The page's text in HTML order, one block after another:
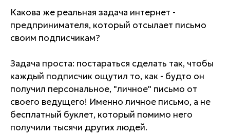
Какова же реальная задача интернет -
предпринимателя, который отсылает письмо
своим подписчикам?
Задача проста: постараться сделать так, чтобы
каждый подписчик ощутил то, как - будто он
получил персональное, "личное" письмо от
своего ведущего! Именно личное письмо, а не
бесплатный буклет, который помимо него
получили тысячи других людей.